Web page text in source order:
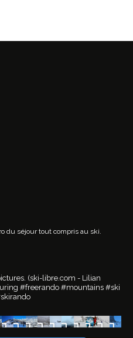
du séjour tout compris au ski.
(ski-libre.com - Lilian
#freerando #mountains #ski